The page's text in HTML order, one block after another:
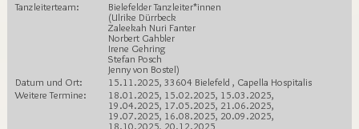
Tanzleiterteam:
Bielefelder Tanzleiter*innen
(Ulrike Dürrbeck
Zaleekah Nuri Fanter
Norbert Gahbler
Irene Gehring
Stefan Posch
Jenny von Bostel)
Datum und Ort:
15.11.2025, 33604 Bielefeld , Capella Hospitalis
Weitere Termine:
18.01.2025, 15.02.2025, 15.03.2025,
19.04.2025, 17.05.2025, 21.06.2025,
19.07.2025, 16.08.2025, 20.09.2025,
18.10.2025, 20.12.2025